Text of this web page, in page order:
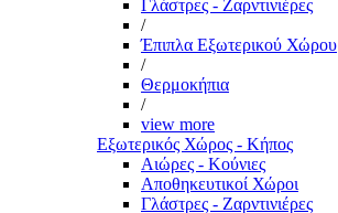
Γλάστρες - Ζαρντινιέρες
/
Έπιπλα Εξωτερικού Χώρου
/
Θερμοκήπια
/
view more
Εξωτερικός Χώρος - Κήπος
Αιώρες - Κούνιες
Αποθηκευτικοί Χώροι
Γλάστρες - Ζαρντινιέρες